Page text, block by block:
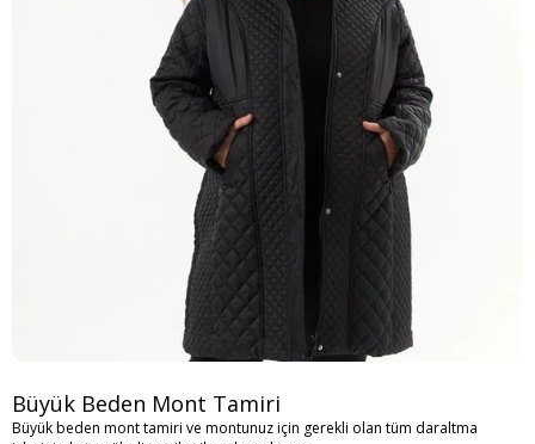
Büyük Beden Mont Tamiri
Büyük beden mont tamiri ve montunuz için gerekli olan tüm daraltma